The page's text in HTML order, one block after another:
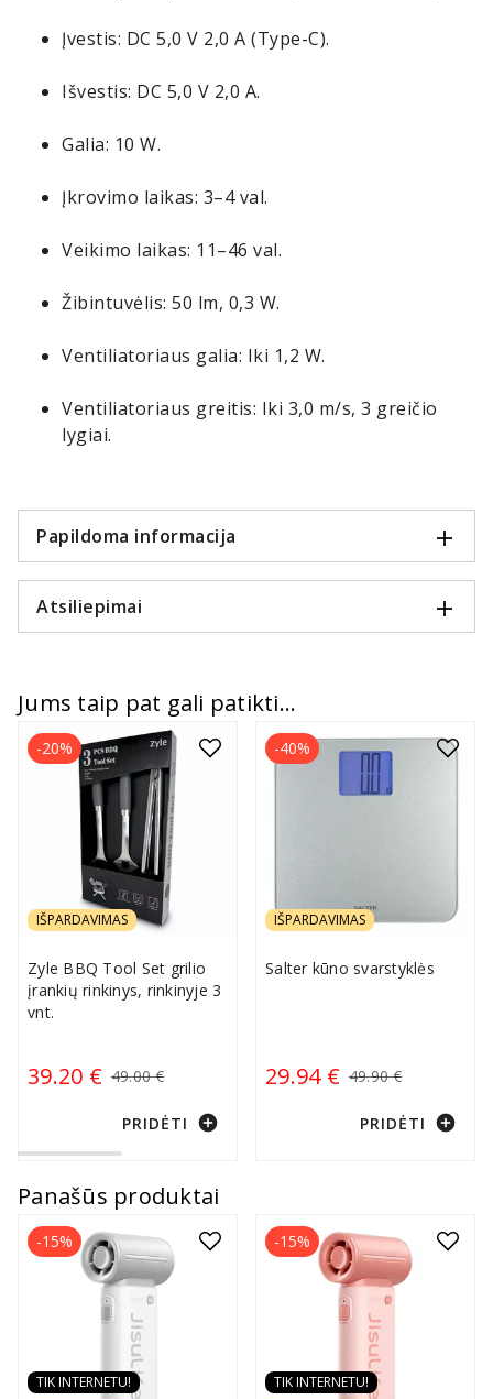
Įvestis: DC 5,0 V 2,0 A (Type-C).
Išvestis: DC 5,0 V 2,0 A.
Galia: 10 W.
Įkrovimo laikas: 3–4 val.
Veikimo laikas: 11–46 val.
Žibintuvėlis: 50 lm, 0,3 W.
Ventiliatoriaus galia: Iki 1,2 W.
Ventiliatoriaus greitis: Iki 3,0 m/s, 3 greičio
lygiai.
Papildoma informacija
Atsiliepimai
Jums taip pat gali patikti...
IŠPARDAVIMAS
Zyle BBQ Tool Set grilio
įrankių rinkinys, rinkinyje 3
vnt.
39.20 € 49.00 €
-20%
PRIDĖTI add_circle
IŠPARDAVIMAS
Salter kūno svarstyklės
29.94 € 49.90 €
-40%
PRIDĖTI add_circle
Panašūs produktai
TIK INTERNETU!
-15%
TIK INTERNETU!
-15%